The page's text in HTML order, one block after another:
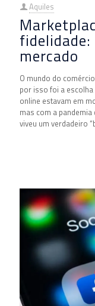
Aquiles
fidelidade:
mercado
O mundo do
por isso foi a
online estavam em
mas com a
viveu um verdadeiro